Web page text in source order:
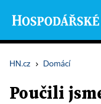
HN.cz › Domácí
Poučili